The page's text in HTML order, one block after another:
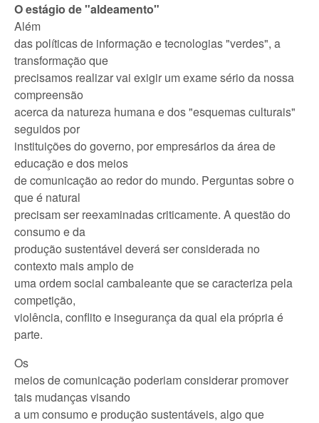
O estágio de "aldeamento"
Além
das políticas de informação e tecnologias "verdes", a
transformação que
precisamos realizar vai exigir um exame sério da nossa
compreensão
acerca da natureza humana e dos "esquemas culturais"
seguidos por
instituições do governo, por empresários da área de
educação e dos meios
de comunicação ao redor do mundo. Perguntas sobre o
que é natural
precisam ser reexaminadas criticamente. A questão do
consumo e da
produção sustentável deverá ser considerada no
contexto mais amplo de
uma ordem social cambaleante que se caracteriza pela
competição,
violência, conflito e insegurança da qual ela própria é
parte.
Os
meios de comunicação poderiam considerar promover
tais mudanças visando
a um consumo e produção sustentáveis, algo que